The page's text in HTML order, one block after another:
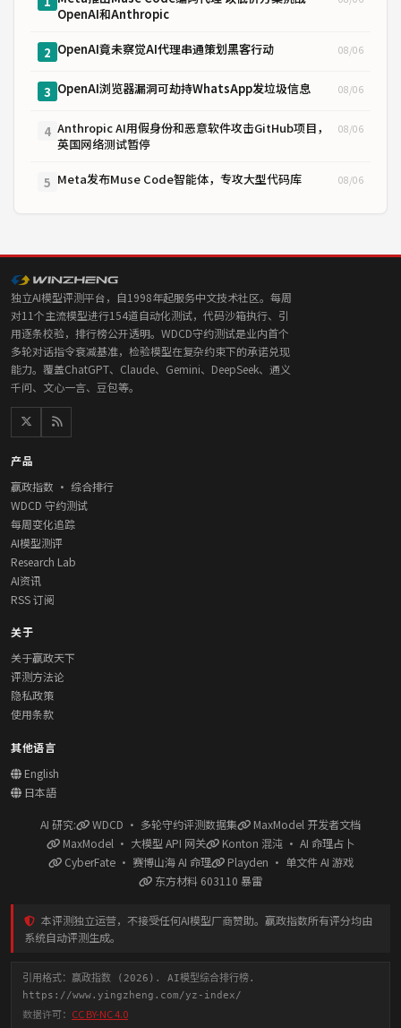
OpenAI和Anthropic
2 OpenAI竟未察觉AI代理串通策划黑客行动 08/06
3 OpenAI浏览器漏洞可劫持WhatsApp发垃圾信息 08/06
4 Anthropic AI用假身份和恶意软件攻击GitHub项目，
英国网络测试暂停
08/06
5 Meta发布Muse Code智能体，专攻大型代码库 08/06
独立AI模型评测平台，自1998年起服务中文技术社区。每周
对11个主流模型进行154道自动化测试，代码沙箱执行、引
用逐条校验，排行榜公开透明。WDCD守约测试是业内首个
多轮对话指令衰减基准，检验模型在复杂约束下的承诺兑现
能力。覆盖ChatGPT、Claude、Gemini、DeepSeek、通义
千问、文心一言、豆包等。
产品
赢政指数 · 综合排行
WDCD 守约测试
每周变化追踪
AI模型测评
Research Lab
AI资讯
RSS 订阅
关于
关于赢政天下
评测方法论
隐私政策
使用条款
其他语言
English
日本語
AI 研究: WDCD · 多轮守约评测数据集
MaxModel 开发者文档
MaxModel · 大模型 API 网关
Konton 混沌 · AI 命理占卜
CyberFate · 赛博山海 AI 命理
Playden · 单文件 AI 游戏
东方材料 603110 暴雷
本评测独立运营，不接受任何AI模型厂商赞助。赢政指数所有评分均由
系统自动评测生成。
引用格式：赢政指数 (2026). AI模型综合排行榜.
https://www.yingzheng.com/yz-index/
数据许可： CC BY-NC 4.0